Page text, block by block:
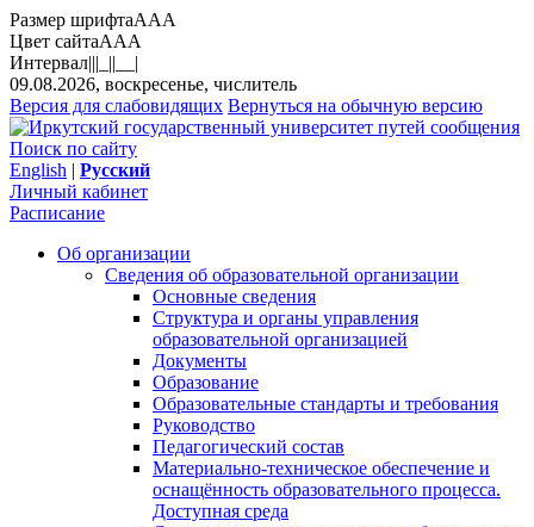
Размер шрифтаAAA
Цвет сайтаAAA
Интервал|||_||__|
09.08.2026, воскресенье, числитель
Версия для слабовидящих Вернуться на обычную версию
Поиск по сайту
English | Русский
Личный кабинет
Расписание
Об организации
Сведения об образовательной организации
Основные сведения
Структура и органы управления
образовательной организацией
Документы
Образование
Образовательные стандарты и требования
Руководство
Педагогический состав
Материально-техническое обеспечение и
оснащённость образовательного процесса.
Доступная среда